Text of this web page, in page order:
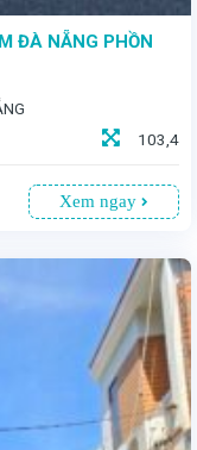
ĐÀ NẴNG PHỒN
103,4
Xem ngay